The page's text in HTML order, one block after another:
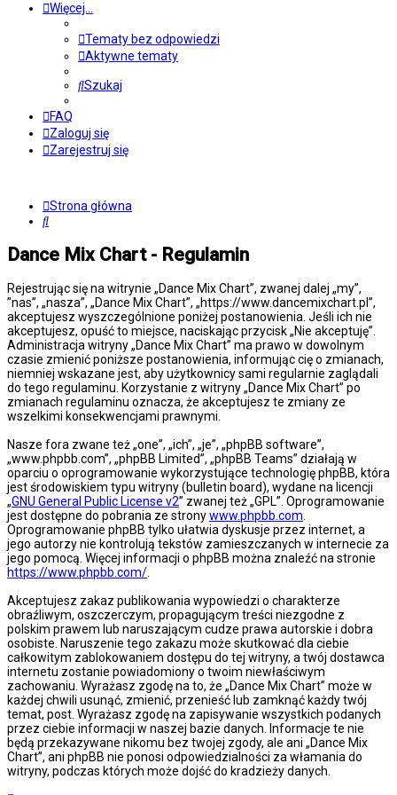
Więcej…
Tematy bez odpowiedzi
Aktywne tematy
Szukaj
FAQ
Zaloguj się
Zarejestruj się
Strona główna
Szukaj
Dance Mix Chart - Regulamin
Rejestrując się na witrynie „Dance Mix Chart”, zwanej dalej „my”,
”nas”, „nasza”, „Dance Mix Chart”, „https://www.dancemixchart.pl”,
akceptujesz wyszczególnione poniżej postanowienia. Jeśli ich nie
akceptujesz, opuść to miejsce, naciskając przycisk „Nie akceptuję”.
Administracja witryny „Dance Mix Chart” ma prawo w dowolnym
czasie zmienić poniższe postanowienia, informując cię o zmianach,
niemniej wskazane jest, aby użytkownicy sami regularnie zaglądali
do tego regulaminu. Korzystanie z witryny „Dance Mix Chart” po
zmianach regulaminu oznacza, że akceptujesz te zmiany ze
wszelkimi konsekwencjami prawnymi.
Nasze fora zwane też „one”, „ich”, „je”, „phpBB software”,
„www.phpbb.com”, „phpBB Limited”, „phpBB Teams” działają w
oparciu o oprogramowanie wykorzystujące technologię phpBB, która
jest środowiskiem typu witryny (bulletin board), wydane na licencji
„GNU General Public License v2” zwanej też „GPL”. Oprogramowanie
jest dostępne do pobrania ze stronywww.phpbb.com
Oprogramowanie phpBB tylko ułatwia dyskusje przez internet, a
jego autorzy nie kontrolują tekstów zamieszczanych w internecie za
jego pomocą. Więcej informacji o phpBB można znaleźć na stronie
https://www.phpbb.com/
Akceptujesz zakaz publikowania wypowiedzi o charakterze
obraźliwym, oszczerczym, propagującym treści niezgodne z
polskim prawem lub naruszającym cudze prawa autorskie i dobra
osobiste. Naruszenie tego zakazu może skutkować dla ciebie
całkowitym zablokowaniem dostępu do tej witryny, a twój dostawca
internetu zostanie powiadomiony o twoim niewłaściwym
zachowaniu. Wyrażasz zgodę na to, że „Dance Mix Chart” może w
każdej chwili usunąć, zmienić, przenieść lub zamknąć każdy twój
temat, post. Wyrażasz zgodę na zapisywanie wszystkich podanych
przez ciebie informacji w naszej bazie danych. Informacje te nie
będą przekazywane nikomu bez twojej zgody, ale ani „Dance Mix
Chart”, ani phpBB nie ponosi odpowiedzialności za włamania do
witryny, podczas których może dojść do kradzieży danych.